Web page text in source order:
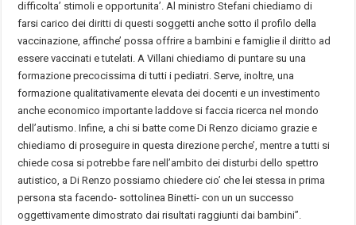
difficolta’ stimoli e opportunita’. Al ministro Stefani chiediamo di
farsi carico dei diritti di questi soggetti anche sotto il profilo della
vaccinazione, affinche’ possa offrire a bambini e famiglie il diritto ad
essere vaccinati e tutelati. A Villani chiediamo di puntare su una
formazione precocissima di tutti i pediatri. Serve, inoltre, una
formazione qualitativamente elevata dei docenti e un investimento
anche economico importante laddove si faccia ricerca nel mondo
dell’autismo. Infine, a chi si batte come Di Renzo diciamo grazie e
chiediamo di proseguire in questa direzione perche’, mentre a tutti si
chiede cosa si potrebbe fare nell’ambito dei disturbi dello spettro
autistico, a Di Renzo possiamo chiedere cio’ che lei stessa in prima
persona sta facendo- sottolinea Binetti- con un un successo
oggettivamente dimostrato dai risultati raggiunti dai bambini”.